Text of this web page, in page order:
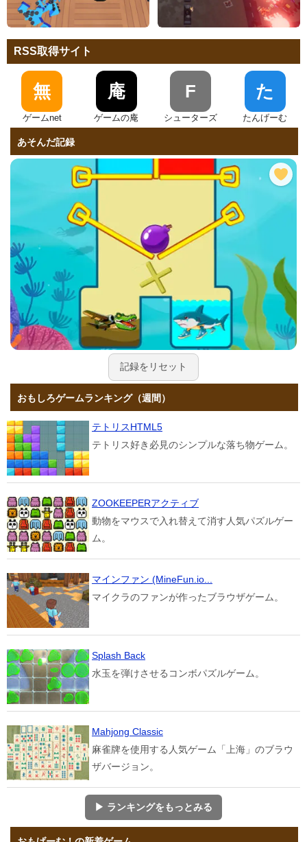
RSS取得サイト
無
ゲームnet
庵
ゲームの庵
F
シューターズ
た
たんげーむ
あそんだ記録
記録をリセット
おもしろゲームランキング（週間）
テトリスHTML5
テトリス好き必見のシンプルな落ち物ゲーム。
ZOOKEEPERアクティブ
動物をマウスで入れ替えて消す人気パズルゲー
ム。
マインファン (MineFun.io...
マイクラのファンが作ったブラウザゲーム。
Splash Back
水玉を弾けさせるコンボパズルゲーム。
Mahjong Classic
麻雀牌を使用する人気ゲーム「上海」のブラウ
ザバージョン。
▶ ランキングをもっとみる